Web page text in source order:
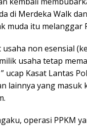
di Merdeka Walk
muda itu melanggar
usaha non esensial
usaha tetap
ucap Kasat Lantas
lainnya yang masuk
operasi PPKM